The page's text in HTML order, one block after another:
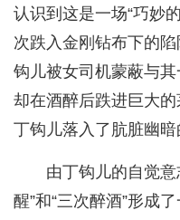
认识到这是一场“巧妙
次跌入金刚钻布下的
钩儿被女司机蒙蔽与其
却在酒醉后跌进巨大
丁钩儿落入了肮脏幽暗
由丁钩儿的自觉
醒”和“三次醉酒”形成